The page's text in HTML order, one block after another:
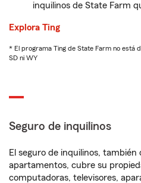
inquilinos de State Farm
Explora Ting
* El programa Ting de State Farm no está
SD ni WY
Seguro de inquilinos
El seguro de inquilinos,
apartamentos, cubre su
computadoras, televisores,